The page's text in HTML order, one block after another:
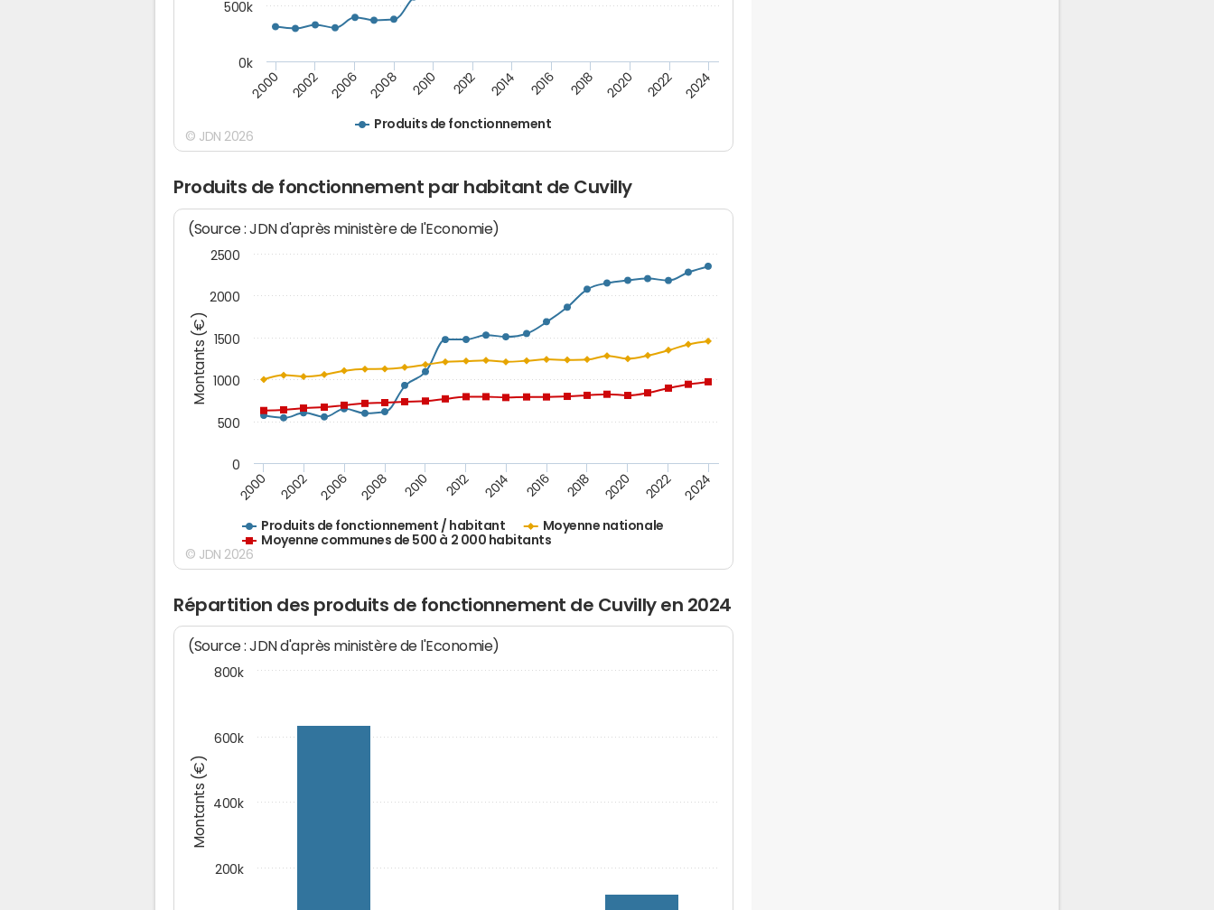
Produits de fonctionnement
2000 2002 2006 2008 2010 2012 2014 2016 2018 2020 2022 2024
0k
500k
© JDN 2026
Produits de fonctionnement par habitant de Cuvilly
Montants (€)
(Source : JDN d'après ministère de l'Economie)
Produits de fonctionnement / habitant
Moyenne nationale
Moyenne communes de 500 à 2 000 habitants
2000 2002 2006 2008 2010 2012 2014 2016 2018 2020 2022 2024
0
500
1000
1500
2000
2500
© JDN 2026
Répartition des produits de fonctionnement de Cuvilly en 2024
Montants (€)
(Source : JDN d'après ministère de l'Economie)
200k
400k
600k
800k